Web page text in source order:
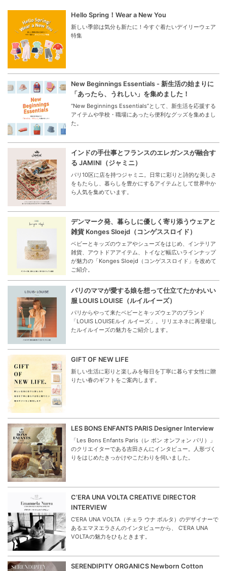
Hello Spring！Wear a New You
新しい季節は気分も新たに！今すぐ着たいデイリーウェア
特集
New Beginnings Essentials - 新生活の始まりに
「あったら、うれしい」を集めました！
“New Beginnings Essentials”として、新生活を応援する
アイテムや学校・職場にあったら便利なグッズを集めまし
た。
インドの手仕事とフランスのエレガンスが融合す
る JAMINI（ジャミニ）
パリ10区に店を持つジャミニ。日常に彩りと詩的な美しさ
をもたらし、暮らしを豊かにするアイテムとして世界中か
ら人気を集めています。
デンマーク発、暮らしに優しく寄り添うウェアと
雑貨 Konges Sloejd（コンゲススロイド）
ベビーとキッズのウェアやシューズをはじめ、インテリア
雑貨、アウトドアアイテム、トイなど幅広いラインナップ
が魅力の「Konges Sloejd（コンゲススロイド」を改めて
ご紹介。
パリのママが愛する娘を想って仕立てたかわいい
服 LOUIS LOUISE（ルイルイーズ）
パリからやって来たベビーとキッズウェアのブランド
「LOUIS LOUISEルイ ルイーズ」。リリエネネに再登場し
たルイルイーズの魅力をご紹介します。
GIFT OF NEW LIFE
新しい生活に彩りと楽しみを毎日を丁寧に暮らす女性に贈
りたい春のギフトをご案内します。
LES BONS ENFANTS PARIS Designer Interview
「Les Bons Enfants Paris（レ ボン オンフォン パリ）」
のクリエイターである吉田さんにインタビュー。人形づく
りをはじめたきっかけやこだわりを伺いました。
C’ERA UNA VOLTA CREATIVE DIRECTOR
INTERVIEW
C’ERA UNA VOLTA（チェラ ウナ ボルタ）のデザイナーで
あるエマヌエラさんのインタビューから、 C’ERA UNA
VOLTAの魅力をひもときます。
SERENDIPITY ORGANICS Newborn Cotton